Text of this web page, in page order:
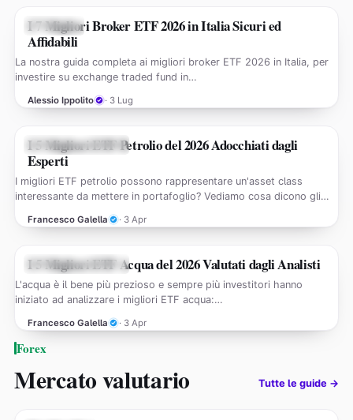
GUIDE ETF
I 7 Migliori Broker ETF 2026 in Italia Sicuri ed
Affidabili
La nostra guida completa ai migliori broker ETF 2026 in Italia, per
investire su exchange traded fund in…
Alessio Ippolito · 3 Lug
MERCATI FINANZIARI
I 5 Migliori ETF Petrolio del 2026 Adocchiati dagli
Esperti
I migliori ETF petrolio possono rappresentare un'asset class
interessante da mettere in portafoglio? Vediamo cosa dicono gli
Francesco Galella · 3 Apr
MERCATI FINANZIARI
I 5 Migliori ETF Acqua del 2026 Valutati dagli Analisti
L'acqua è il bene più prezioso e sempre più investitori hanno
iniziato ad analizzare i migliori ETF acqua:…
Francesco Galella · 3 Apr
Forex
Mercato valutario Tutte le guide →